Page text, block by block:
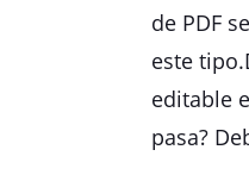
de PDF
este
editable
pasa?